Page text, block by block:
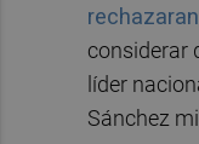
considerar
líder
Sánchez